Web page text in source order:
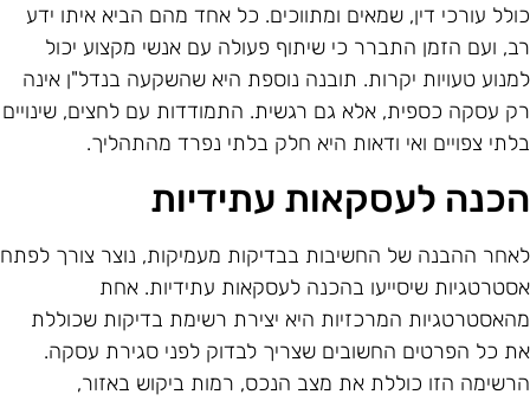
עורכי דין, שמאים ומתווכים. כל אחד מהם הביא איתו ידע
ועם הזמן התברר כי שיתוף פעולה עם אנשי מקצוע יכול
טעויות יקרות. תובנה נוספת היא שהשקעה בנדל"ן אינה
עסקה כספית, אלא גם רגשית. התמודדות עם לחצים, שינויים
צפויים ואי ודאות היא חלק בלתי נפרד מהתהליך.
לעסקאות עתידיות
ההבנה של החשיבות בבדיקות מעמיקות, נוצר צורך לפתח
שיסייעו בהכנה לעסקאות עתידיות. אחת
המרכזיות היא יצירת רשימת בדיקות שכוללת
כל הפרטים החשובים שצריך לבדוק לפני סגירת עסקה.
הזו כוללת את מצב הנכס, רמות ביקוש באזור,